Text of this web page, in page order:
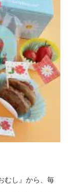
むし』から、毎